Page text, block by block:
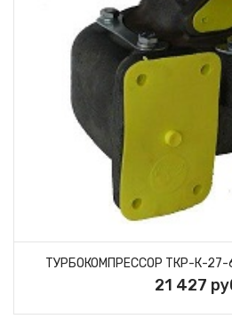
ТУРБОКОМПРЕССОР ТКР-К-27-
21 427